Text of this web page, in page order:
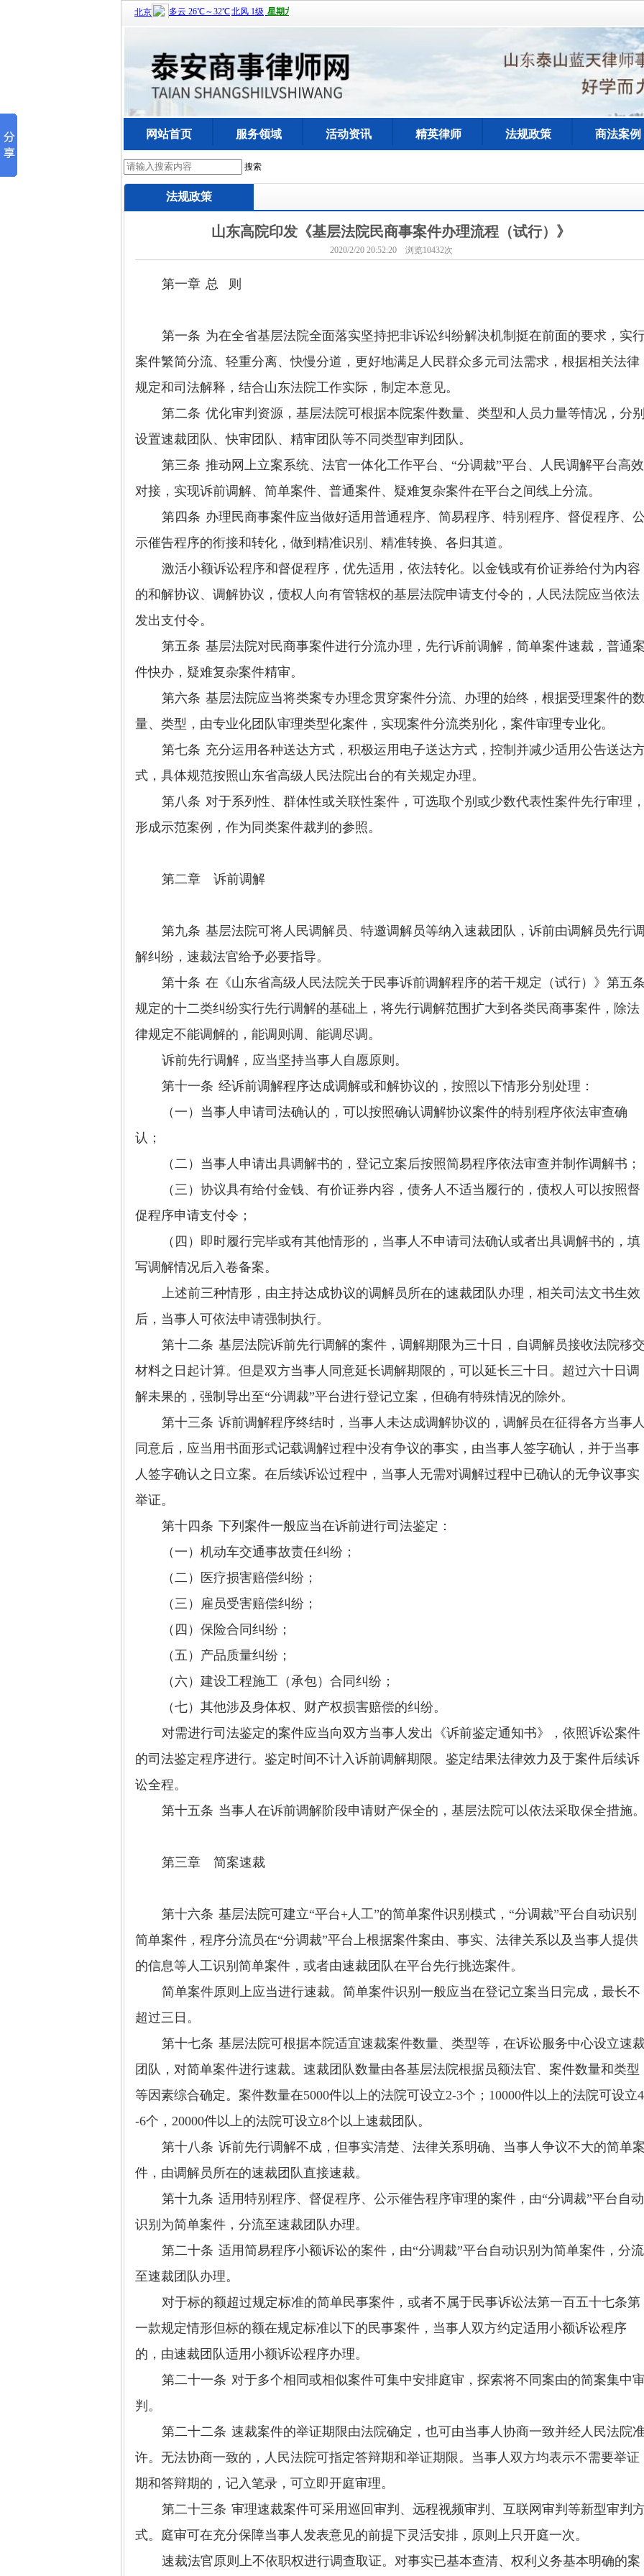
网站首页 服务领域 活动资讯 精英律师 法规政策 商法案例
搜索
法规政策
山东高院印发《基层法院民商事案件办理流程（试行）》
2020/2/20 20:52:20 浏览10432次
第一章 总 则
第一条 为在全省基层法院全面落实坚持把非诉讼纠纷解决机制挺在前面的要求，实
案件繁简分流、轻重分离、快慢分道，更好地满足人民群众多元司法需求，根据相关法律
规定和司法解释，结合山东法院工作实际，制定本意见。
第二条 优化审判资源，基层法院可根据本院案件数量、类型和人员力量等情况，分
设置速裁团队、快审团队、精审团队等不同类型审判团队。
第三条 推动网上立案系统、法官一体化工作平台、 “分调裁”平台、人民调解平台高效
对接，实现诉前调解、简单案件、普通案件、疑难复杂案件在平台之间线上分流。
第四条 办理民商事案件应当做好适用普通程序、简易程序、特别程序、督促程序、
示催告程序的衔接和转化，做到精准识别、精准转换、各归其道。
激活小额诉讼程序和督促程序，优先适用，依法转化。以金钱或有价证券给付为内容
的和解协议、调解协议，债权人向有管辖权的基层法院申请支付令的，人民法院应当依法
发出支付令。
第五条 基层法院对民商事案件进行分流办理，先行诉前调解，简单案件速裁，普通
件快办，疑难复杂案件精审。
第六条 基层法院应当将类案专办理念贯穿案件分流、办理的始终，根据受理案件的
量、类型，由专业化团队审理类型化案件，实现案件分流类别化，案件审理专业化。
第七条 充分运用各种送达方式，积极运用电子送达方式，控制并减少适用公告送达
式，具体规范按照山东省高级人民法院出台的有关规定办理。
第八条 对于系列性、群体性或关联性案件，可选取个别或少数代表性案件先行审理
形成示范案例，作为同类案件裁判的参照。
第二章 诉前调解
第九条 基层法院可将人民调解员、特邀调解员等纳入速裁团队，诉前由调解员先行
解纠纷，速裁法官给予必要指导。
第十条 在《山东省高级人民法院关于民事诉前调解程序的若干规定（试行）》第五
规定的十二类纠纷实行先行调解的基础上，将先行调解范围扩大到各类民商事案件，除法
律规定不能调解的，能调则调、能调尽调。
诉前先行调解，应当坚持当事人自愿原则。
第十一条 经诉前调解程序达成调解或和解协议的，按照以下情形分别处理：
（一）当事人申请司法确认的，可以按照确认调解协议案件的特别程序依法审查确
认；
（二）当事人申请出具调解书的，登记立案后按照简易程序依法审查并制作调解书；
（三）协议具有给付金钱、有价证券内容，债务人不适当履行的，债权人可以按照督
促程序申请支付令；
（四）即时履行完毕或有其他情形的，当事人不申请司法确认或者出具调解书的，填
写调解情况后入卷备案。
上述前三种情形，由主持达成协议的调解员所在的速裁团队办理，相关司法文书生效
后，当事人可依法申请强制执行。
第十二条 基层法院诉前先行调解的案件，调解期限为三十日，自调解员接收法院移
材料之日起计算。但是双方当事人同意延长调解期限的，可以延长三十日。超过六十日调
解未果的，强制导出至“分调裁”平台进行登记立案，但确有特殊情况的除外。
第十三条 诉前调解程序终结时，当事人未达成调解协议的，调解员在征得各方当事
同意后，应当用书面形式记载调解过程中没有争议的事实，由当事人签字确认，并于当事
人签字确认之日立案。在后续诉讼过程中，当事人无需对调解过程中已确认的无争议事实
举证。
第十四条 下列案件一般应当在诉前进行司法鉴定：
（一）机动车交通事故责任纠纷；
（二）医疗损害赔偿纠纷；
（三）雇员受害赔偿纠纷；
（四）保险合同纠纷；
（五）产品质量纠纷；
（六）建设工程施工（承包）合同纠纷；
（七）其他涉及身体权、财产权损害赔偿的纠纷。
对需进行司法鉴定的案件应当向双方当事人发出《诉前鉴定通知书》，依照诉讼案件
的司法鉴定程序进行。鉴定时间不计入诉前调解期限。鉴定结果法律效力及于案件后续诉
讼全程。
第十五条 当事人在诉前调解阶段申请财产保全的，基层法院可以依法采取保全措施
第三章 简案速裁
第十六条 基层法院可建立“平台+人工”的简单案件识别模式，“分调裁”平台自动识别
简单案件，程序分流员在“分调裁”平台上根据案件案由、事实、法律关系以及当事人提供
的信息等人工识别简单案件，或者由速裁团队在平台先行挑选案件。
简单案件原则上应当进行速裁。简单案件识别一般应当在登记立案当日完成，最长不
超过三日。
第十七条 基层法院可根据本院适宜速裁案件数量、类型等，在诉讼服务中心设立速
团队，对简单案件进行速裁。速裁团队数量由各基层法院根据员额法官、案件数量和类型
等因素综合确定。案件数量在5000件以上的法院可设立2-3个； 10000件以上的法院可设立4
-6个， 20000件以上的法院可设立8个以上速裁团队。
第十八条 诉前先行调解不成，但事实清楚、法律关系明确、当事人争议不大的简单
件，由调解员所在的速裁团队直接速裁。
第十九条 适用特别程序、督促程序、公示催告程序审理的案件，由“分调裁”平台自动
识别为简单案件，分流至速裁团队办理。
第二十条 适用简易程序小额诉讼的案件，由“分调裁”平台自动识别为简单案件，分流
至速裁团队办理。
对于标的额超过规定标准的简单民事案件，或者不属于民事诉讼法第一百五十七条第
一款规定情形但标的额在规定标准以下的民事案件，当事人双方约定适用小额诉讼程序
的，由速裁团队适用小额诉讼程序办理。
第二十一条 对于多个相同或相似案件可集中安排庭审，探索将不同案由的简案集中
判。
第二十二条 速裁案件的举证期限由法院确定，也可由当事人协商一致并经人民法院
许。无法协商一致的，人民法院可指定答辩期和举证期限。当事人双方均表示不需要举证
期和答辩期的，记入笔录，可立即开庭审理。
第二十三条 审理速裁案件可采用巡回审判、远程视频审判、互联网审判等新型审判
式。庭审可在充分保障当事人发表意见的前提下灵活安排，原则上只开庭一次。
速裁法官原则上不依职权进行调查取证。对事实已基本查清、权利义务基本明确的案